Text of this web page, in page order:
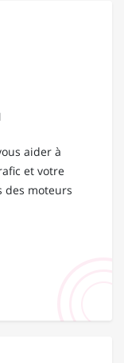
aider à
et votre
des moteurs